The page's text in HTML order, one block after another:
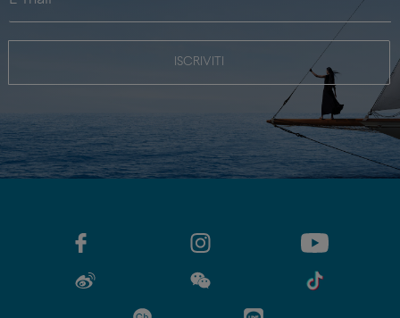
ISCRIVITI